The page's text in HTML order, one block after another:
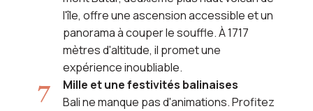
l'île, offre une ascension accessible et un
panorama à couper le souffle. À 1717
mètres d'altitude, il promet une
expérience inoubliable.
Mille et une festivités balinaises
Bali ne manque pas d'animations. Profitez